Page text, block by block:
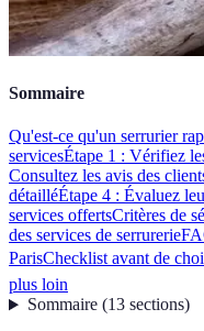
Sommaire
Qu'est-ce qu'un serrurier
servicesÉtape 1 : Vérifiez
Consultez les avis des
détailléÉtape 4 : Évaluez
services offertsCritères de
des services de serrurerie
ParisChecklist avant de
plus loin
Sommaire(13 sections)